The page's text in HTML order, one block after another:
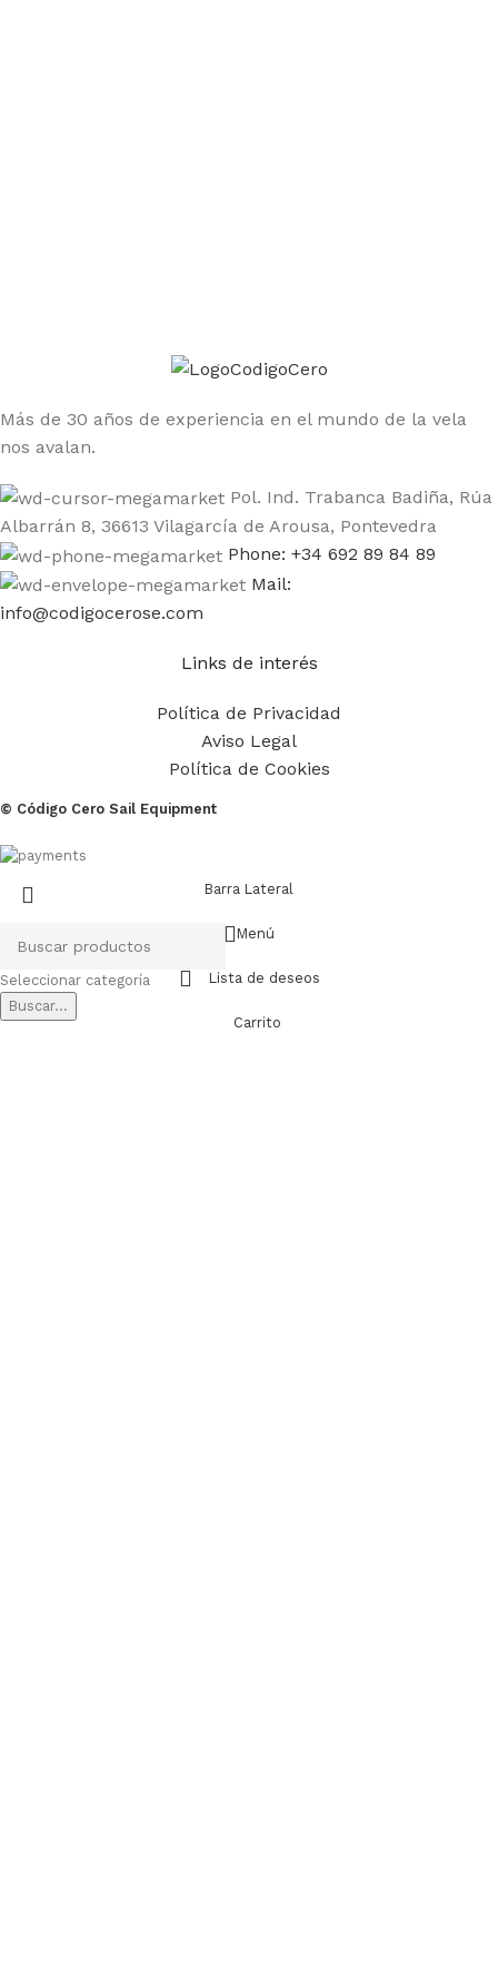
Más de 30 años de experiencia en el mundo de la vela
nos avalan.
Pol. Ind. Trabanca Badiña, Rúa
Albarrán 8, 36613 Vilagarcía de Arousa, Pontevedra
Phone: +34 692 89 84 89
Mail:
info@codigocerose.com
Links de interés
Política de Privacidad
Aviso Legal
Política de Cookies
© Código Cero Sail Equipment
Seleccionar categoría
Buscar...
Barra Lateral
Menú
Lista de deseos
Carrito